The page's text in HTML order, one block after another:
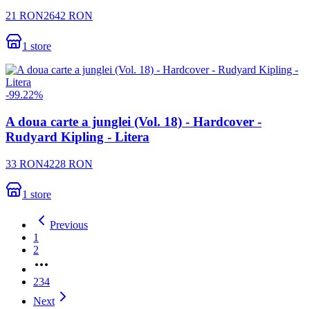
21 RON2642 RON
1 store
-99.22%
A doua carte a junglei (Vol. 18) - Hardcover -
Rudyard Kipling - Litera
33 RON4228 RON
1 store
Previous
1
2
234
Next